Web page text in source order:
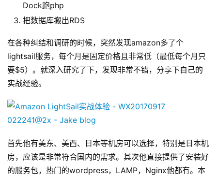
Dock跑php
把数据库搬出RDS
在各种纠结和调研的时候，突然发现amazon多了个
lightsail服务，每个月是固定价格且非常低（最低每个月只
要$5）。就深入研究了下，发现非常不错，分享下自己的
实战经验。
首先他有美东、美西、日本等机房可以选择，特别是日本机
房，应该是非常符合国内的需求。其次他直接提供了安装好
的服务包，热门的wordpress，LAMP，Nginx他都有。本